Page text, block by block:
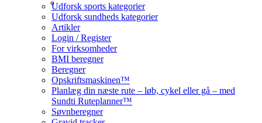
Udforsk sports kategorier
Udforsk sundheds kategorier
Artikler
Login / Register
For virksomheder
BMI beregner
Beregner
Opskriftsmaskinen™
Planlæg din næste rute – løb, cykel eller gå – med
Sundti Ruteplanner™
Søvnberegner